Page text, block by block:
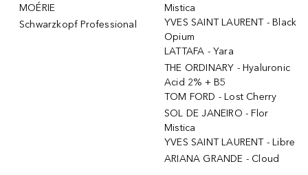
MOÉRIE
Schwarzkopf Professional
Mistica
YVES SAINT LAURENT - Black
Opium
LATTAFA - Yara
THE ORDINARY - Hyaluronic
Acid 2% + B5
TOM FORD - Lost Cherry
SOL DE JANEIRO - Flor
Mistica
YVES SAINT LAURENT - Libre
ARIANA GRANDE - Cloud